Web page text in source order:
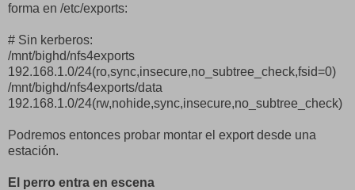
forma en /etc/exports:
# Sin kerberos:
/mnt/bighd/nfs4exports
192.168.1.0/24(ro,sync,insecure,no_subtree_check,fsid=0)
/mnt/bighd/nfs4exports/data
192.168.1.0/24(rw,nohide,sync,insecure,no_subtree_check)
Podremos entonces probar montar el export desde una
estación.
El perro entra en escena